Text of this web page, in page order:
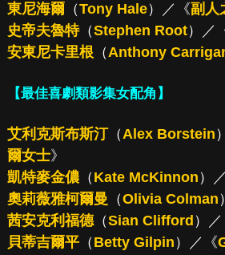
東尼海爾（Tony Hale）／《副人
史帝夫魯特（Stephen Root）／
安東尼卡里根（Anthony
【最佳喜劇類影集女配角】
艾利克斯布斯汀（Alex Borstein
爾女士》
凱特麥金儂（ Kate McKinnon ）
奧莉薇雅柯爾曼 （Olivia Colman
茜安克利福德（Sian Clifford ）
貝蒂吉爾平（ Betty Gilpin ）／《